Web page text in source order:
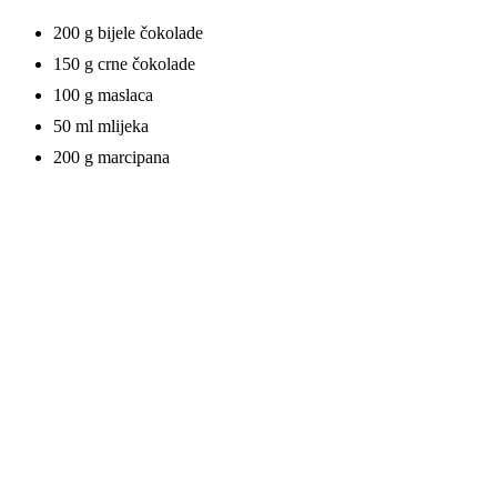
200 g bijele čokolade
150 g crne čokolade
100 g maslaca
50 ml mlijeka
200 g marcipana